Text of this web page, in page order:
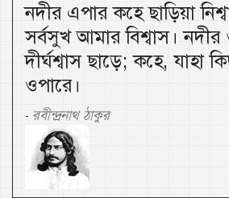
নদীর এপার কহে ছাড়িয়া
সর্বসুখ আমার বিশ্বাস।
দীর্ঘশ্বাস ছাড়ে; কহে, যাহা
ওপারে।
- রবীন্দ্রনাথ ঠাকুর